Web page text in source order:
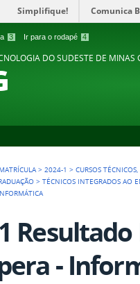
3 Ir para o rodapé 4
Simplifique! Comunica
DO SUDESTE DE MINAS
MATRÍCULA >2024-1 >CURSOS
>TÉCNICOS INTEGRADOS AO
-